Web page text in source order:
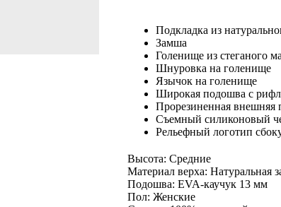
Подкладка из
Замша
Голенище из стеганого
Шнуровка на голенище
Язычок на голенище
Широкая подошва с
Прорезиненная внешняя
Съемный силиконовый
Рельефный логотип
Высота: Средние
Материал верха: Натуральная
Подошва: EVA-каучук 13 мм
Пол: Женские